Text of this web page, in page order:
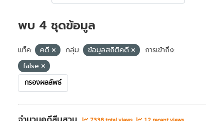
พบ 4 ชุดข้อมูล
แท็ค: คดี กลุ่ม: ข้อมูลสถิติคดี
การเข้าถึง:
false
กรองผลลัพธ์